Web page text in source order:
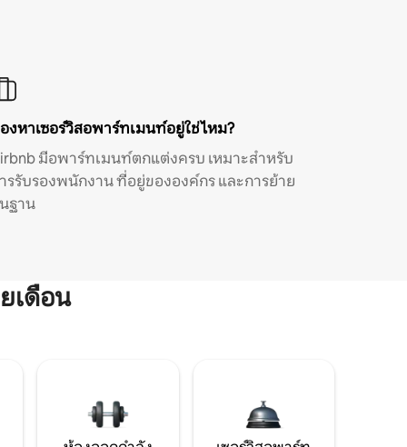
งหาเซอร์วิสอพาร์ทเมนท์อยู่ใช่ไหม?
มีอพาร์ทเมนท์ตกแต่งครบ เหมาะสำหรับ
รรับรองพนักงาน ที่อยู่ขององค์กร และการย้าย
ฐาน
เดือน